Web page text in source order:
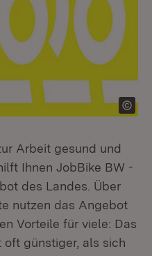
Arbeit gesund und
Ihnen JobBike BW -
des Landes. Über
nutzen das Angebot
Vorteile für viele: Das
günstiger, als sich